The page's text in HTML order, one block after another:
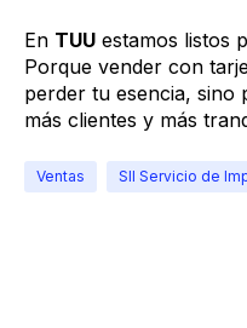
En TUU estamos listos
Porque vender con
perder tu esencia, sino
más clientes y más
Ventas SII Servicio de